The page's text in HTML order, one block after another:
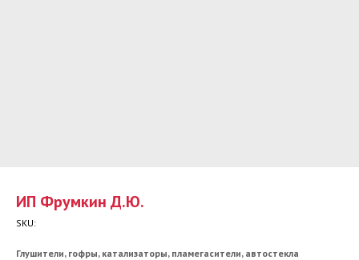
ИП Фрумкин Д.Ю.
SKU:
Глушители, гофры, катализаторы, пламегасители, автостекла